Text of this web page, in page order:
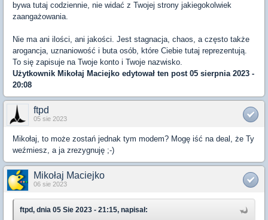
bywa tutaj codziennie, nie widać z Twojej strony jakiegokolwiek
zaangażowania.
Nie ma ani ilości, ani jakości. Jest stagnacja, chaos, a często także
arogancja, uznaniowość i buta osób, które Ciebie tutaj reprezentują.
To się zapisuje na Twoje konto i Twoje nazwisko.
Użytkownik Mikołaj Maciejko edytował ten post 05 sierpnia 2023 -
20:08
ftpd
05 sie 2023
Mikołaj, to może zostań jednak tym modem? Mogę iść na deal, że Ty
weźmiesz, a ja zrezygnuję ;-)
Mikołaj Maciejko
06 sie 2023
ftpd, dnia 05 Sie 2023 - 21:15, napisał: